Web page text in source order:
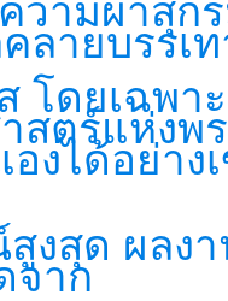
วามผาสุ
ลายบรรเ
โดยเฉพา
สตร์แห่งพ
องได้อย่า
สูงสุด ผลง
จาก